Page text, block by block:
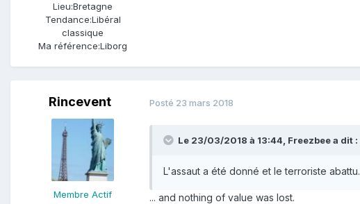
Lieu:Bretagne
Tendance:Libéral
classique
Ma référence:Liborg
Rincevent
Membre Actif
Posté 23 mars 2018
Le 23/03/2018 à 13:44, Freezbeea dit :
L'assaut a été donné et le terroriste abattu.
... and nothing of value was lost.